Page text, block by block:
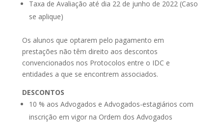
Taxa de Avaliação até dia 22 de junho de 2022 (Caso
se aplique)
Os alunos que optarem pelo pagamento em
prestações não têm direito aos descontos
convencionados nos Protocolos entre o IDC e
entidades a que se encontrem associados.
DESCONTOS
10 % aos Advogados e Advogados-estagiários com
inscrição em vigor na Ordem dos Advogados